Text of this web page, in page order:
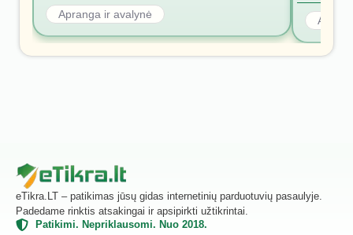
Apranga ir avalynė
eTikra.LT – patikimas jūsų gidas internetinių parduotuvių pasaulyje.
Padedame rinktis atsakingai ir apsipirkti užtikrintai.
Patikimi. Nepriklausomi. Nuo 2018.